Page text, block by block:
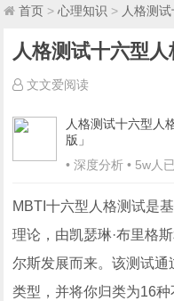
首页 >心理知识 > 人格测
人格测试十六型
文文爱阅读
人格测试十六型人
版」
• 深度分析 • 5w人
MBTI十六型人格测试是
理论，由凯瑟琳·布里格
尔斯发展而来。该测试
类型，并将你归类为16